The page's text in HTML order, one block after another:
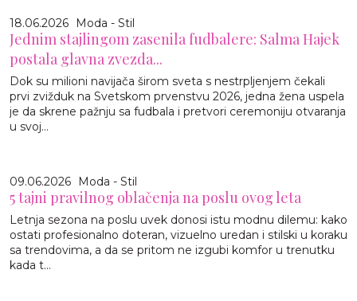
18.06.2026 Moda - Stil
Jednim stajlingom zasenila fudbalere: Salma Hajek
postala glavna zvezda...
Dok su milioni navijača širom sveta s nestrpljenjem čekali
prvi zvižduk na Svetskom prvenstvu 2026, jedna žena uspela
je da skrene pažnju sa fudbala i pretvori ceremoniju otvaranja
u svoj...
09.06.2026 Moda - Stil
5 tajni pravilnog oblačenja na poslu ovog leta
Letnja sezona na poslu uvek donosi istu modnu dilemu: kako
ostati profesionalno doteran, vizuelno uredan i stilski u koraku
sa trendovima, a da se pritom ne izgubi komfor u trenutku
kada t...